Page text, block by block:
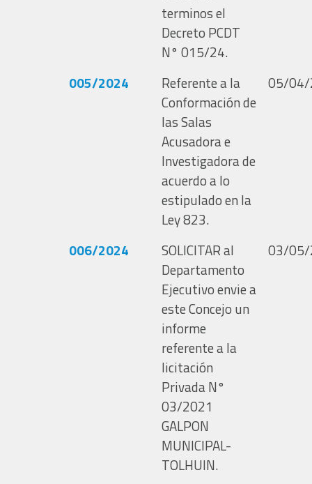
terminos el
Decreto PCDT
N° 015/24.
005/2024
Referente a la
Conformación de
las Salas
Acusadora e
Investigadora de
acuerdo a lo
estipulado en la
Ley 823.
05/
006/2024
SOLICITAR al
Departamento
Ejecutivo envie a
este Concejo un
informe
referente a la
licitación
Privada N°
03/2021
GALPON
MUNICIPAL-
TOLHUIN.
03/